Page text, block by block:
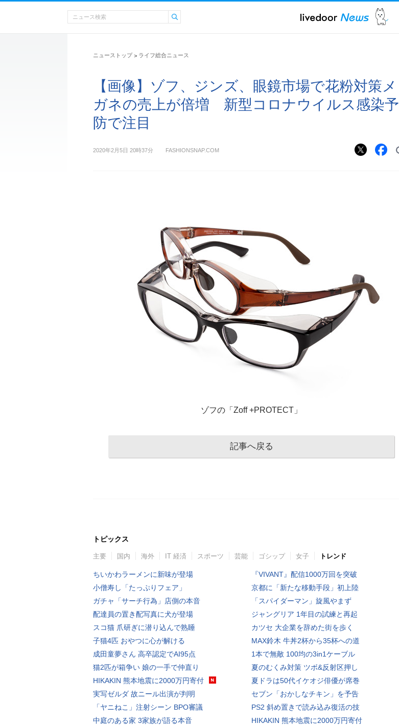
ニューストップ > ライフ総合ニュース
【画像】ゾフ、ジンズ、眼鏡市場で花粉対策メ
ガネの売上が倍増 新型コロナウイルス感染予
防で注目
2020年2月5日 20時37分 FASHIONSNAP.COM
ゾフの「Zoff +PROTECT」
記事へ戻る
トピックス
主要 国内 海外 IT 経済 スポーツ 芸能 ゴシップ 女子 トレンド
ちいかわラーメンに新味が登場
小僧寿し「たっぷりフェア」
ガチャ「サーチ行為」店側の本音
配達員の置き配写真に犬が登場
スコ猫 爪研ぎに潜り込んで熟睡
子猫4匹 おやつに心が解ける
成田童夢さん 高卒認定でAI95点
猫2匹が箱争い 娘の一手で仲直り
HIKAKIN 熊本地震に2000万円寄付
実写ゼルダ 故ニール出演が判明
「ヤニねこ」注射シーン BPO審議
中庭のある家 3家族が語る本音
『VIVANT』配信1000万回を突破
京都に「新たな移動手段」初上陸
「スパイダーマン」旋風やまず
ジャングリア 1年目の試練と再起
カツセ 大企業を辞めた街を歩く
MAX鈴木 牛丼2杯から35杯への道
1本で無敵 100均の3in1ケーブル
夏のむくみ対策 ツボ&反射区押し
夏ドラは50代イケオジ俳優が席巻
セブン「おかしなチキン」を予告
PS2 斜め置きで読み込み復活の技
HIKAKIN 熊本地震に2000万円寄付